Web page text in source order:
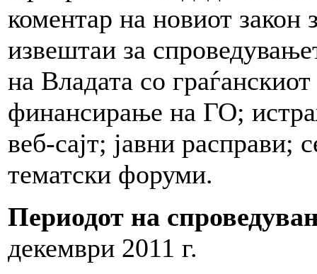
коментар на новиот закон
извештаи за
на Владата со
финансирање на ГО;
веб-сајт; јавни
тематски форуми.
Периодот на
декември 2011 г.